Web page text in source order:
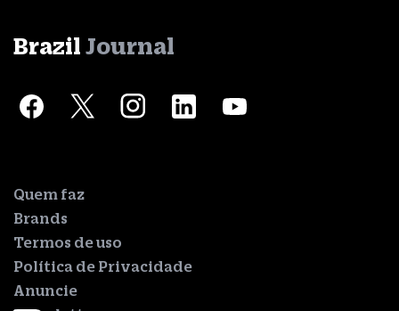
Brazil Journal
Quem faz
Brands
Termos de uso
Política de Privacidade
Anuncie